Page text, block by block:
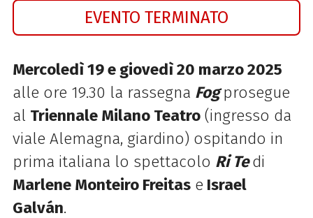
EVENTO TERMINATO
Mercoledì 19 e giovedì 20 marzo 2025
alle ore 19.30 la rassegna Fogprosegue
al Triennale Milano Teatro(ingresso da
viale Alemagna, giardino) ospitando in
prima italiana lo spettacolo Ri Te di
Marlene Monteiro Freitase Israel
Galván.